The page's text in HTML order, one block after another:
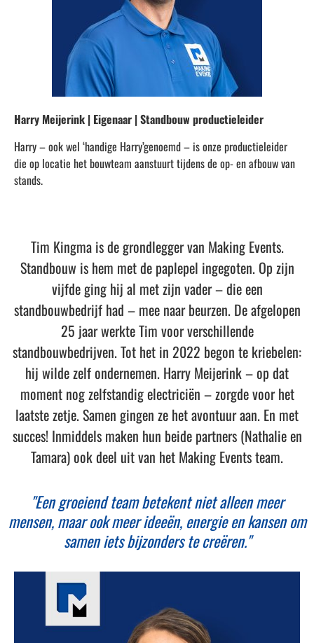
Harry Meijerink | Eigenaar | Standbouw productieleider
Harry – ook wel ‘handige Harry’genoemd – is onze productieleider
die op locatie het bouwteam aanstuurt tijdens de op- en afbouw van
stands.
Tim Kingma is de grondlegger van Making Events.
Standbouw is hem met de paplepel ingegoten. Op zijn
vijfde ging hij al met zijn vader – die een
standbouwbedrijf had – mee naar beurzen. De afgelopen
25 jaar werkte Tim voor verschillende
standbouwbedrijven. Tot het in 2022 begon te kriebelen:
hij wilde zelf ondernemen. Harry Meijerink – op dat
moment nog zelfstandig electriciën – zorgde voor het
laatste zetje. Samen gingen ze het avontuur aan. En met
succes! Inmiddels maken hun beide partners (Nathalie en
Tamara) ook deel uit van het Making Events team.
"Een groeiend team betekent niet alleen meer
mensen, maar ook meer ideeën, energie en kansen om
samen iets bijzonders te creëren."